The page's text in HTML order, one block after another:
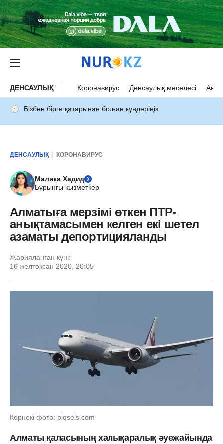
ДЕНСАУЛЫҚ Коронавирус Денсаулық мәселесі Ана
Бізбен бірге қатарынан болған күндеріңіз
ДЕНСАУЛЫҚ КОРОНАВИРУС
Малика Хадид
Бұрынғы қызметкер
Алматыға мерзімі өткен ПТР-
анықтамасымен келген екі шетел
азаматы депортицияланды
Жарияланған күні:
16 желтоқсан 2020, 20:05
Көрнекі фото: piqsels.com
Алматы қаласының халықаралық әуежайында